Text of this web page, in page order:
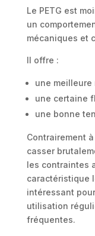
Le PETG est
un
mécaniques et
Il offre :
une meilleure
une certaine
une bonne
Contrairement
casser
les contraintes
caractéristique
intéressant
utilisation
fréquentes.